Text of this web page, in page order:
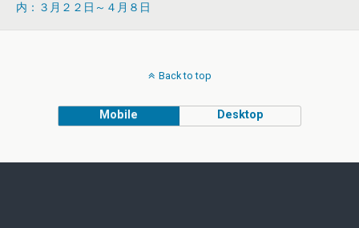
内：３月２２日～４月８日
Back to top
Mobile Desktop